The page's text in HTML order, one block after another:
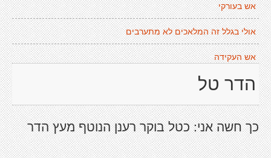
אש בעורקי
אולי בגלל זה המלאכים לא מתערבים
אש העקידה
הדר טל
כך חשה אני: כטל בוקר רענן הנוטף מעץ הדר